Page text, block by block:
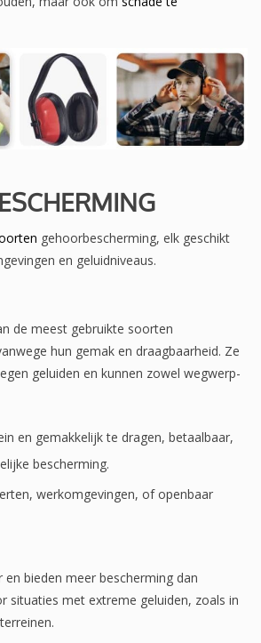
gehoorbescherming, elk geschikt
en geluidniveaus.
de meest gebruikte soorten
hun gemak en draagbaarheid. Ze
geluiden en kunnen zowel wegwerp-
en gemakkelijk te dragen, betaalbaar,
bescherming.
werkomgevingen, of openbaar
bieden meer bescherming dan
situaties met extreme geluiden, zoals in